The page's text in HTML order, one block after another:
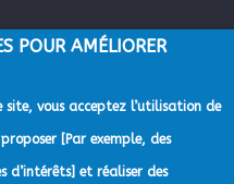
POUR AMÉLIORER
vous acceptez l’utilisation de
[Par exemple, des
d’intérêts] et réaliser des